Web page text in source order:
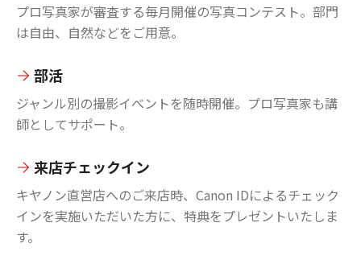
プロ写真家が審査する毎月開催の写真コンテスト。部門
は自由、自然などをご用意。
部活
ジャンル別の撮影イベントを随時開催。プロ写真家も講
師としてサポート。
来店チェックイン
キヤノン直営店へのご来店時、Canon IDによるチェック
インを実施いただいた方に、特典をプレゼントいたしま
す。